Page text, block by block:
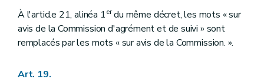
À l'article 21, alinéa 1erdu même décret, les mots « sur
avis de la Commission d'agrément et de suivi » sont
remplacés par les mots « sur avis de la Commission. ».
Art. 19.